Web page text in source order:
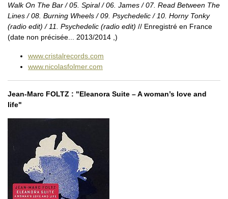
Walk On The Bar / 05. Spiral / 06. James / 07. Read Between The
Lines / 08. Burning Wheels / 09. Psychedelic / 10. Horny Tonky
(radio edit) / 11. Psychedelic (radio edit) // Enregistré en France
(date non précisée... 2013/2014 ,)
www.cristalrecords.com
www.nicolasfolmer.com
Jean-Marc FOLTZ : "Eleanora Suite – A woman’s love and
life"